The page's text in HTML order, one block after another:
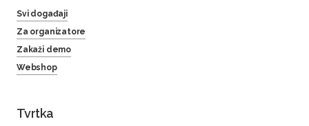
Svi događaji
Za organizatore
Zakaži demo
Webshop
Tvrtka